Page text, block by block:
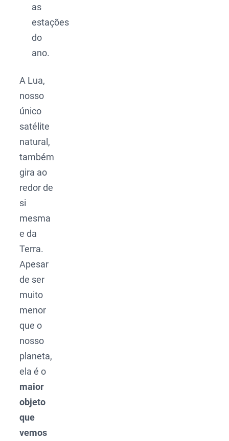
as
estações
do
ano.
A Lua,
nosso
único
satélite
natural,
também
gira ao
redor de
si
mesma
e da
Terra.
Apesar
de ser
muito
menor
que o
nosso
planeta,
ela é o
maior
objeto
que
vemos